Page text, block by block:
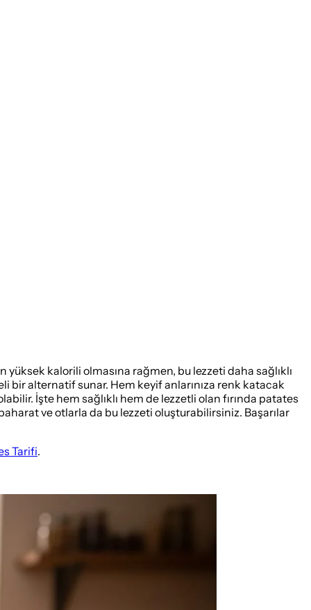
yüksek kalorili olmasına rağmen, bu lezzeti daha sağlıklı
alternatif sunar. Hem keyif anlarınıza renk katacak
İşte hem sağlıklı hem de lezzetli olan fırında patates
ve otlarla da bu lezzeti oluşturabilirsiniz. Başarılar
Tarifi.